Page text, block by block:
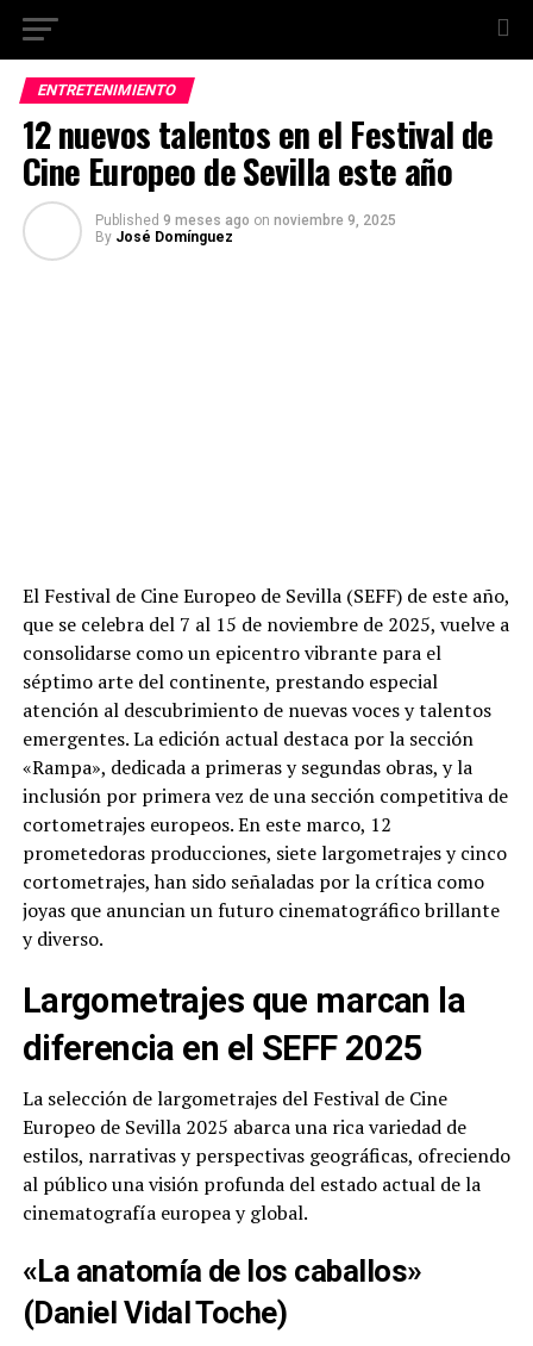
ENTRETENIMIENTO
12 nuevos talentos en el Festival de
Cine Europeo de Sevilla este año
Published 9 meses ago on noviembre 9, 2025
By José Domínguez
El Festival de Cine Europeo de Sevilla (SEFF) de este año,
que se celebra del 7 al 15 de noviembre de 2025, vuelve a
consolidarse como un epicentro vibrante para el
séptimo arte del continente, prestando especial
atención al descubrimiento de nuevas voces y talentos
emergentes. La edición actual destaca por la sección
«Rampa», dedicada a primeras y segundas obras, y la
inclusión por primera vez de una sección competitiva de
cortometrajes europeos. En este marco, 12
prometedoras producciones, siete largometrajes y cinco
cortometrajes, han sido señaladas por la crítica como
joyas que anuncian un futuro cinematográfico brillante
y diverso.
Largometrajes que marcan la
diferencia en el SEFF 2025
La selección de largometrajes del Festival de Cine
Europeo de Sevilla 2025 abarca una rica variedad de
estilos, narrativas y perspectivas geográficas, ofreciendo
al público una visión profunda del estado actual de la
cinematografía europea y global.
«La anatomía de los caballos»
(Daniel Vidal Toche)